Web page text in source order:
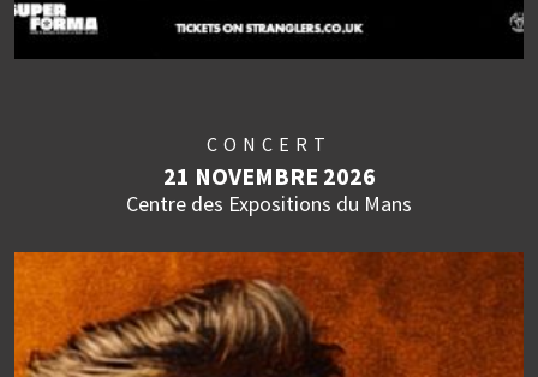
CONCERT
21 NOVEMBRE 2026
Centre des Expositions du Mans